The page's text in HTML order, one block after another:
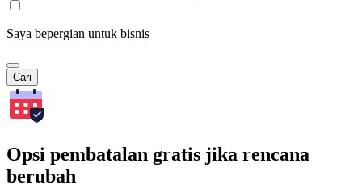
Saya bepergian untuk bisnis
Cari
Opsi pembatalan gratis jika rencana
berubah